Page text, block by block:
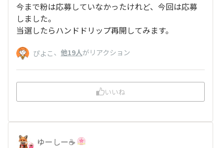
今まで粉は応募していなかったけれど、今回は応募
しました。
当選したらハンドドリップ再開してみます。
ぴよこ 、 他19人がリアクション
いいね
ゆーしー☕️